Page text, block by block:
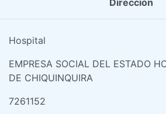
Hospital
EMPRESA SOCIAL DEL ESTADO
DE CHIQUINQUIRA
7261152